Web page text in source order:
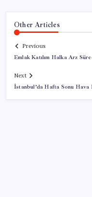
Other Articles
Previous
Emlak Katılım Halka Arz
Next
İstanbul’da Hafta Sonu